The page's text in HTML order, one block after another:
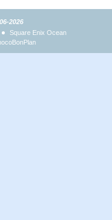
2026
Square Enix Ocean